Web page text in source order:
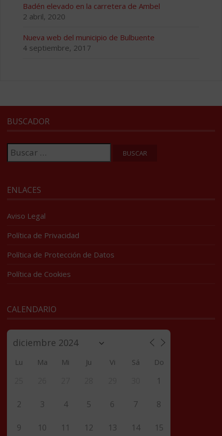
Badén elevado en la carretera de Ambel
2 abril, 2020
Nueva web del municipio de Bulbuente
4 septiembre, 2017
BUSCADOR
Buscar:
ENLACES
Aviso Legal
Política de Privacidad
Política de Protección de Datos
Política de Cookies
CALENDARIO
Lu Ma Mi Ju Vi Sá Do
1
2 3 4 5 6 7 8
9 10 11 12 13 14 15